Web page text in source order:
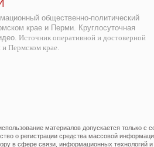
общественно-политический
крае и Перми. Круглосуточная
Источник оперативной и достоверной
Пермском крае.
материалов допускается только с
о регистрации средства массовой
в сфере связи, информационных технологий